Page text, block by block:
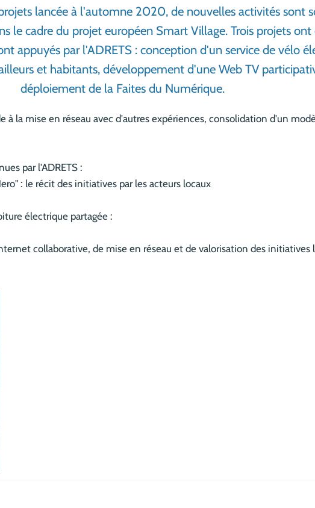
lancée à l'automne 2020, de nouvelles activités sont
le cadre du projet européen Smart Village. Trois projets ont
appuyés par l'ADRETS : conception d'un service de vélo
et habitants, développement d'une Web TV
déploiement de la Faites du Numérique.
à la mise en réseau avec d'autres expériences, consolidation d'un
par l'ADRETS :
: le récit des initiatives par les acteurs locaux
électrique partagée :
collaborative, de mise en réseau et de valorisation des initiatives